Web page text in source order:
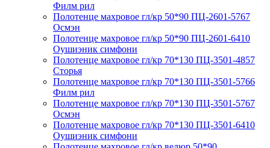
Филм рил
Полотенце махровое гл/кр 50*90 ПЦ-2601-5767
Осмэн
Полотенце махровое гл/кр 50*90 ПЦ-2601-6410
Оушиэник симфони
Полотенце махровое гл/кр 70*130 ПЦ-3501-4857
Сторья
Полотенце махровое гл/кр 70*130 ПЦ-3501-5766
Филм рил
Полотенце махровое гл/кр 70*130 ПЦ-3501-5767
Осмэн
Полотенце махровое гл/кр 70*130 ПЦ-3501-6410
Оушиэник симфони